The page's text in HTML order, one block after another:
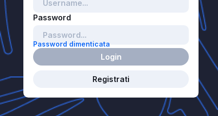
Password dimenticata
Login
Registrati